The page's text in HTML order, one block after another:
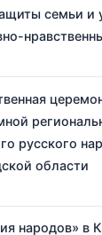
семьи и
русского
области
народов» в